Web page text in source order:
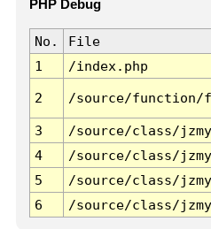
PHP Debug
No. File
1
/index.php
2 /source/function/
3 /source/class/
4
/source/class/
5
/source/class/
6
/source/class/